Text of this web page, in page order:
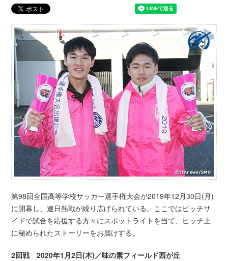
第98回全国高等学校サッカー選手権大会が2019年12月30日(月)
に開幕し、連日熱戦が繰り広げられている。ここではピッチサ
イドで試合を応援する方々にスポットライトを当て、ピッチ上
に秘められたストーリーをお届けする。
2回戦 2020年1月2日(木)／味の素フィールド西が丘